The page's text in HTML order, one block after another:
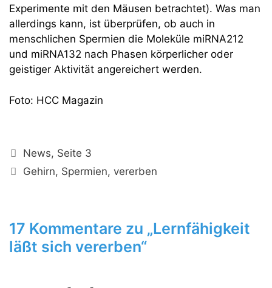
Experimente mit den Mäusen betrachtet). Was man
allerdings kann, ist überprüfen, ob auch in
menschlichen Spermien die Moleküle miRNA212
und miRNA132 nach Phasen körperlicher oder
geistiger Aktivität angereichert werden.
Foto: HCC Magazin
Kategorien
News, Seite 3
Schlagwörter
Gehirn, Spermien,vererben
17 Kommentare zu „Lernfähigkeit
läßt sich vererben“